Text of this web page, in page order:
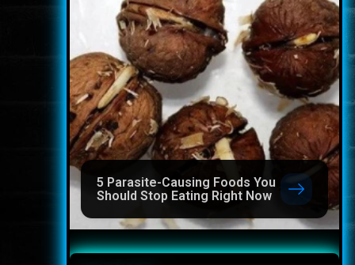
5 Parasite-Causing Foods You
Should Stop Eating Right Now